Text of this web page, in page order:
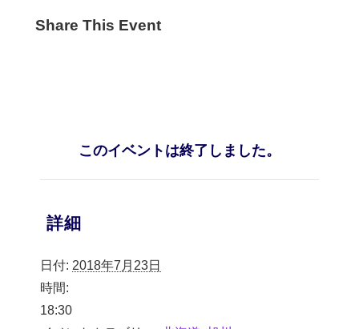
Share This Event
このイベントは終了しました。
詳細
日付: 2018年7月23日
時間:
18:30